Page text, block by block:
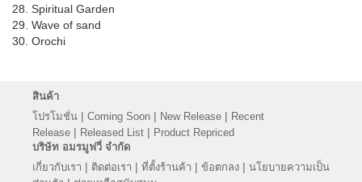
28. Spiritual Garden
29. Wave of sand
30. Orochi
สินค้า
โปรโมชั่น | Coming Soon | New Release | Recent
Release | Released List | Product Repriced
บริษัท อมรมูฟวี่ จำกัด
เกี่ยวกับเรา | ติดต่อเรา | ที่ตั้งร้านค้า | ข้อตกลง | นโยบายความเป็น